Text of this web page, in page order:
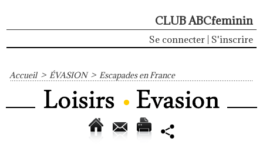
CLUB ABCfeminin
Se connecter S'inscrire
Accueil > ÉVASION > Escapades en France